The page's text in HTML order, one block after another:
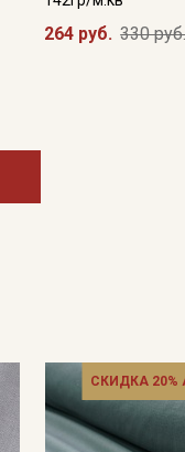
264 руб. 330
СКИДКА 20%